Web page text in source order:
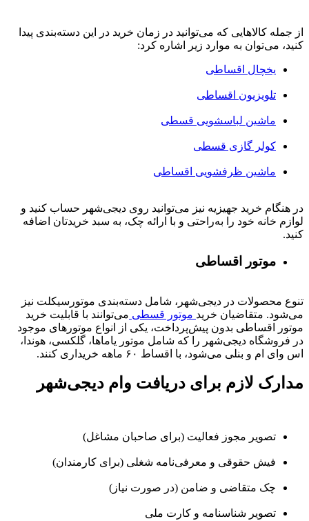
از جمله کالاهایی که می‌توانید در زمان خرید در این دسته‌بندی پیدا
کنید، می‌توان به موارد زیر اشاره کرد:
یخچال اقساطی
تلویزیون اقساطی
ماشین لباسشویی قسطی
کولر گازی قسطی
ماشین ظرفشویی اقساطی
در هنگام خرید جهیزیه نیز می‌توانید روی دیجی‌شهر حساب کنید و
لوازم خانه خود را به‌راحتی و با ارائه چک، به سبد خریدتان اضافه
کنید.
موتور اقساطی
تنوع محصولات در دیجی‌شهر، شامل دسته‌بندی موتورسیکلت نیز
می‌شود. متقاضیان خرید موتور قسطی می‌توانند با قابلیت خرید
موتور اقساطی بدون پیش‌پرداخت، یکی از انواع موتورهای موجود
در فروشگاه دیجی‌شهر را که شامل موتور یاماها، گلکسی، هوندا،
اس وای ام و بنلی می‌شود، با اقساط ۶۰ ماهه خریداری کنند.
مدارک لازم برای دریافت وام دیجی‌شهر
تصویر مجوز فعالیت (برای صاحبان مشاغل)
فیش حقوقی و معرفی‌نامه شغلی (برای کارمندان)
چک متقاضی و ضامن (در صورت نیاز)
تصویر شناسنامه و کارت ملی